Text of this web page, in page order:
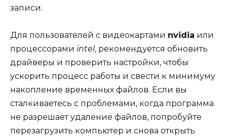
записи.
Для пользователей с видеокартами nvidia или
процессорами intel, рекомендуется обновить
драйверы и проверить настройки, чтобы
ускорить процесс работы и свести к минимуму
накопление временных файлов. Если вы
сталкиваетесь с проблемами, когда программа
не разрешает удаление файлов, попробуйте
перезагрузить компьютер и снова открыть